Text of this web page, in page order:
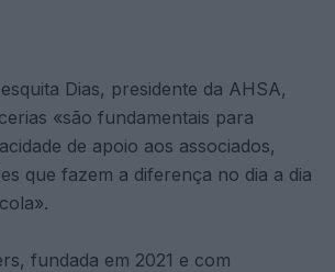
Dias, presidente da AHSA,
«são fundamentais para
de apoio aos associados,
que fazem a diferença no dia a dia
fundada em 2021 e com